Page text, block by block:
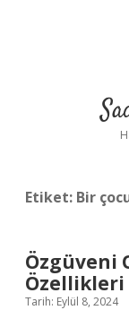
Etiket: Bir
Özgüveni
Tarih: Eylül 8, 2024